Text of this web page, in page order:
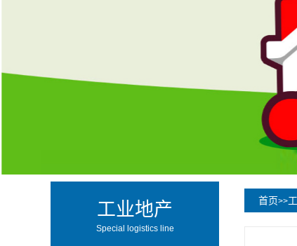
工业地产
Special logistics line
首页>>